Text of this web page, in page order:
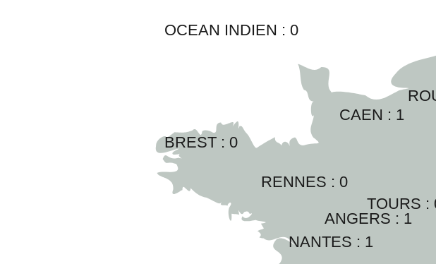
ANGERS : 1
OCEAN INDIEN :0
BREST : 0
CAEN : 1
NANTES : 1
RENNES : 0
TOURS :